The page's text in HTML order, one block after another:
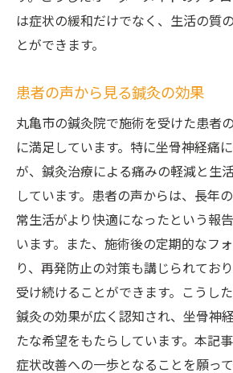
は症状の緩和だけでなく、生活の質
とができます。
患者の声から見る鍼灸の効果
丸亀市の鍼灸院で施術を受けた患者
に満足しています。特に坐骨神経痛
が、鍼灸治療による痛みの軽減と生
しています。患者の声からは、長年
常生活がより快適になったという報
います。また、施術後の定期的なフ
り、再発防止の対策も講じられてお
受け続けることができます。こうし
鍼灸の効果が広く認知され、坐骨神
たな希望をもたらしています。本記
症状改善への一歩となることを願って